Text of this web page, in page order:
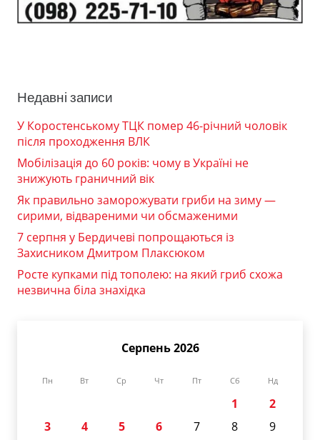
Недавні записи
У Коростенському ТЦК помер 46-річний чоловік
після проходження ВЛК
Мобілізація до 60 років: чому в Україні не
знижують граничний вік
Як правильно заморожувати гриби на зиму —
сирими, відвареними чи обсмаженими
7 серпня у Бердичеві попрощаються із
Захисником Дмитром Плаксюком
Росте купками під тополею: на який гриб схожа
незвична біла знахідка
Серпень 2026
Пн Вт Ср Чт Пт Сб Нд
1
2
3
4 5 6 7 8
9